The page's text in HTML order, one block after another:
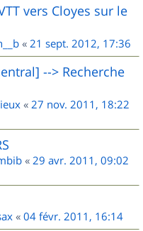
vers Cloyes sur le
« 21 sept. 2012, 17:36
--> Recherche
« 27 nov. 2011, 18:22
« 29 avr. 2011, 09:02
« 04 févr. 2011, 16:14